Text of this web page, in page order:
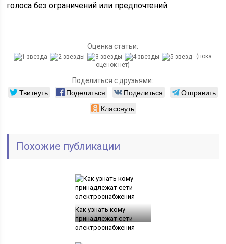
голоса без ограничений или предпочтений.
Оценка статьи:
(пока
оценок нет)
Поделиться с друзьями:
Твитнуть Поделиться Поделиться
Отправить
Класснуть
Похожие публикации
Как узнать кому
принадлежат сети
электроснабжения